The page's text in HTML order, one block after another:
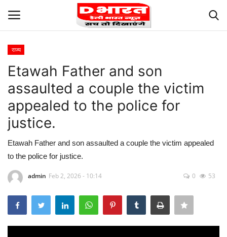
Terms and Conditions
About Us
Privacy
Our Team
Careers
राज्य
Etawah Father and son
assaulted a couple the victim
appealed to the police for
justice.
Etawah Father and son assaulted a couple the victim appealed
to the police for justice.
admin Feb 2, 2026 - 10:14 0 53